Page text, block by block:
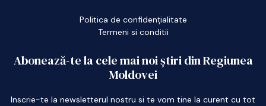
Politica de confidențialitate
Termeni si conditii
Abonează-te la cele mai noi știri din Regiunea
Moldovei
Inscrie-te la newsletterul nostru si te vom tine la curent cu tot